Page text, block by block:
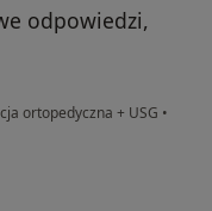
odpowiedzi,
ortopedyczna + USG •